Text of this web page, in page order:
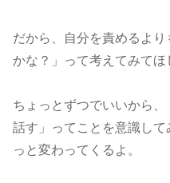
だから、自分を責めるよ
かな？」って考えてみてほ
ちょっとずつでいいから
話す」ってことを意識し
っと変わってくるよ。